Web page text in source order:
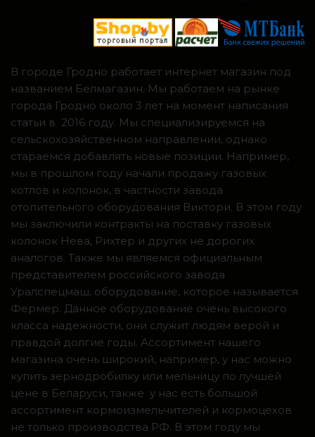
В городе Гродно работает интернет магазин под
названием Белмагазин. Мы работаем на рынке
города Гродно около 3 лет на момент написания
статьи в 2016 году. Мы специализируемся на
сельскохозяйственном направлении, однако
стараемся добавлять новые позиции. Например,
мы в прошлом году начали продажу газовых
котлов и колонок, в частности завода
отопительного оборудования Виктори. В этом году
мы заключили контракты на поставку газовых
колонок Нева, Рихтер и других не дорогих
аналогов. Также мы являемся официальным
представителем российского завода
Уралспецмаш, оборудование, которое называется
Фермер. Данное оборудование очень высокого
класса надежности, они служит людям верой и
правдой долгие годы. Ассортимент нашего
магазина очень широкий, например, у нас можно
купить зернодробилку или мельницу по лучшей
цене в Беларуси, также у нас есть большой
ассортимент кормоизмельчителей и кормоцехов
не только производства РФ. В этом году мы